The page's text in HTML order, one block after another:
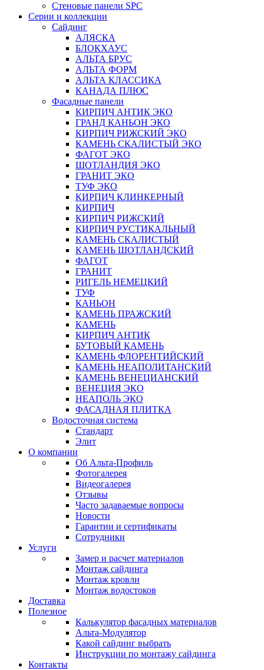
Стеновые панели SPC
Серии и коллекции
Сайдинг
АЛЯСКА
БЛОКХАУС
АЛЬТА БРУС
АЛЬТА ФОРМ
АЛЬТА КЛАССИКА
КАНАДА ПЛЮС
Фасадные панели
КИРПИЧ АНТИК ЭКО
ГРАНД КАНЬОН ЭКО
КИРПИЧ РИЖСКИЙ ЭКО
КАМЕНЬ СКАЛИСТЫЙ ЭКО
ФАГОТ ЭКО
ШОТЛАНДИЯ ЭКО
ГРАНИТ ЭКО
ТУФ ЭКО
КИРПИЧ КЛИНКЕРНЫЙ
КИРПИЧ
КИРПИЧ РИЖСКИЙ
КИРПИЧ РУСТИКАЛЬНЫЙ
КАМЕНЬ СКАЛИСТЫЙ
КАМЕНЬ ШОТЛАНДСКИЙ
ФАГОТ
ГРАНИТ
РИГЕЛЬ НЕМЕЦКИЙ
ТУФ
КАНЬОН
КАМЕНЬ ПРАЖСКИЙ
КАМЕНЬ
КИРПИЧ АНТИК
БУТОВЫЙ КАМЕНЬ
КАМЕНЬ ФЛОРЕНТИЙСКИЙ
КАМЕНЬ НЕАПОЛИТАНСКИЙ
КАМЕНЬ ВЕНЕЦИАНСКИЙ
ВЕНЕЦИЯ ЭКО
НЕАПОЛЬ ЭКО
ФАСАДНАЯ ПЛИТКА
Водосточная система
Стандарт
Элит
О компании
Об Альта-Профиль
Фотогалерея
Видеогалерея
Отзывы
Часто задаваемые вопросы
Новости
Гарантии и сертификаты
Сотрудники
Услуги
Замер и расчет материалов
Монтаж сайдинга
Монтаж кровли
Монтаж водостоков
Доставка
Полезное
Калькулятор фасадных материалов
Альта-Модулятор
Какой сайдинг выбрать
Инструкции по монтажу сайдинга
Контакты